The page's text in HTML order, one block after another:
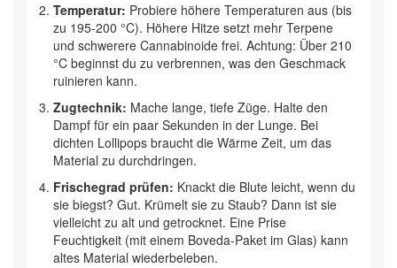
Temperatur: Probiere höhere Temperaturen aus (bis
zu 195-200 °C). Höhere Hitze setzt mehr Terpene
und schwerere Cannabinoide frei. Achtung: Über 210
°C beginnst du zu verbrennen, was den Geschmack
ruinieren kann.
Zugtechnik: Mache lange, tiefe Züge. Halte den
Dampf für ein paar Sekunden in der Lunge. Bei
dichten Lollipops braucht die Wärme Zeit, um das
Material zu durchdringen.
Frischegrad prüfen: Knackt die Blute leicht, wenn du
sie biegst? Gut. Krümelt sie zu Staub? Dann ist sie
vielleicht zu alt und getrocknet. Eine Prise
Feuchtigkeit (mit einem Boveda-Paket im Glas) kann
altes Material wiederbeleben.